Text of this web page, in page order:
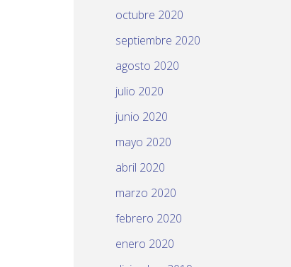
octubre 2020
septiembre 2020
agosto 2020
julio 2020
junio 2020
mayo 2020
abril 2020
marzo 2020
febrero 2020
enero 2020